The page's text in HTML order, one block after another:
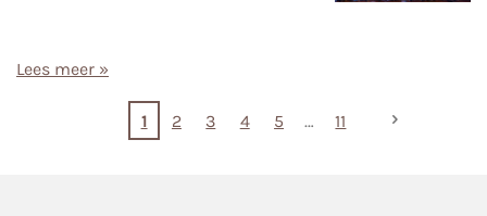
Lees meer »
1 2 3 4 5 11